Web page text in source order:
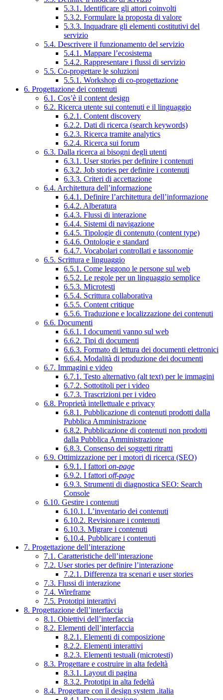
5.3.1. Identificare gli attori coinvolti
5.3.2. Formulare la proposta di valore
5.3.3. Inquadrare gli elementi costitutivi del
servizio
5.4. Descrivere il funzionamento del servizio
5.4.1. Mappare l’ecosistema
5.4.2. Rappresentare i flussi di servizio
5.5. Co-progettare le soluzioni
5.5.1. Workshop di co-progettazione
6. Progettazione dei contenuti
6.1. Cos’è il content design
6.2. Ricerca utente sui contenuti e il linguaggio
6.2.1. Content discovery
6.2.2. Dati di ricerca (search keywords)
6.2.3. Ricerca tramite analytics
6.2.4. Ricerca sui forum
6.3. Dalla ricerca ai bisogni degli utenti
6.3.1. User stories per definire i contenuti
6.3.2. Job stories per definire i contenuti
6.3.3. Criteri di accettazione
6.4. Architettura dell’informazione
6.4.1. Definire l’architettura dell’informazione
6.4.2. Alberatura
6.4.3. Flussi di interazione
6.4.4. Sistemi di navigazione
6.4.5. Tipologie di contenuto (content type)
6.4.6. Ontologie e standard
6.4.7. Vocabolari controllati e tassonomie
6.5. Scrittura e linguaggio
6.5.1. Come leggono le persone sul web
6.5.2. Le regole per un linguaggio semplice
6.5.3. Microtesti
6.5.4. Scrittura collaborativa
6.5.5. Content critique
6.5.6. Traduzione e localizzazione dei contenuti
6.6. Documenti
6.6.1. I documenti vanno sul web
6.6.2. Tipi di documenti
6.6.3. Formato di lettura dei documenti elettronici
6.6.4. Modalità di produzione dei documenti
6.7. Immagini e video
6.7.1. Testo alternativo (alt text) per le immagini
6.7.2. Sottotitoli per i video
6.7.3. Trascrizioni per i video
6.8. Proprietà intellettuale e privacy
6.8.1. Pubblicazione di contenuti prodotti dalla
Pubblica Amministrazione
6.8.2. Pubblicazione di contenuti non prodotti
dalla Pubblica Amministrazione
6.8.3. Consenso dei soggetti ritratti
6.9. Ottimizzazione per i motori di ricerca (SEO)
6.9.1. I fattori on-page
6.9.2. I fattori off-page
6.9.3. Strumenti di diagnostica SEO: Search
Console
6.10. Gestire i contenuti
6.10.1. L’inventario dei contenuti
6.10.2. Revisionare i contenuti
6.10.3. Migrare i contenuti
6.10.4. Pubblicare i contenuti
7. Progettazione dell’interazione
7.1. Caratteristiche dell’interazione
7.2. User stories per definire l’interazione
7.2.1. Differenza tra scenari e user stories
7.3. Flussi di interazione
7.4. Wireframe
7.5. Prototipi interattivi
8. Progettazione dell’interfaccia
8.1. Obiettivi dell’interfaccia
8.2. Elementi dell’interfaccia
8.2.1. Elementi di composizione
8.2.2. Elementi interattivi
8.2.3. Elementi testuali (microtesti)
8.3. Progettare e costruire in alta fedeltà
8.3.1. Layout di pagina
8.3.2. Prototipi in alta fedeltà
8.4. Progettare con il design system .italia